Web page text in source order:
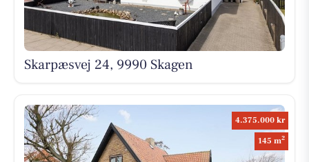
Skarpæsvej 24, 9990 Skagen
4.375.000 kr
145 m2